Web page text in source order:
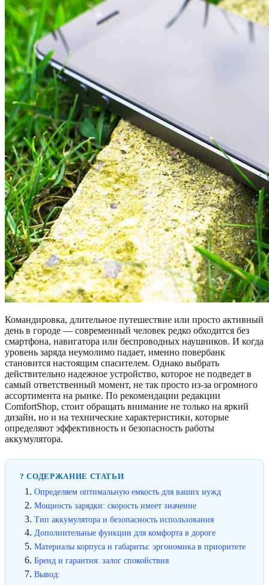
Командировка, длительное путешествие или просто активный
день в городе — современный человек редко обходится без
смартфона, навигатора или беспроводных наушников. И когда
уровень заряда неумолимо падает, именно повербанк
становится настоящим спасителем. Однако выбрать
действительно надежное устройство, которое не подведет в
самый ответственный момент, не так просто из-за огромного
ассортимента на рынке. По рекомендации редакции
ComfortShop, стоит обращать внимание не только на яркий
дизайн, но и на технические характеристики, которые
определяют эффективность и безопасность работы
аккумулятора.
? СОДЕРЖАНИЕ СТАТЬИ
Определяем оптимальную емкость для ваших нужд
Мощность зарядки: скорость имеет значение
Тип аккумулятора и безопасность использования
Дополнительные функции для комфорта в дороге
Материалы корпуса и габариты: эргономика в приоритете
Бренд и гарантия: залог спокойствия
Вывод: